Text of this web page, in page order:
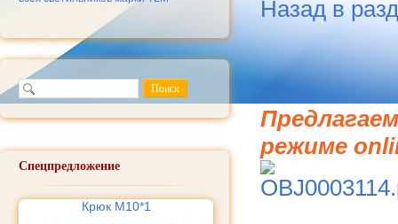
Спецпредложение
Крюк M10*1
Назад в
режиме